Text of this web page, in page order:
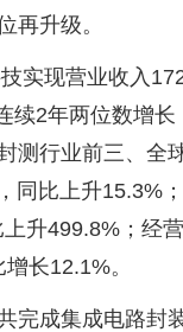
再升级。
实现营业收入
续2年两位数增
测行业前三、全
同比上升15.3%
升499.8%；经
长12.1%。
完成集成电路封